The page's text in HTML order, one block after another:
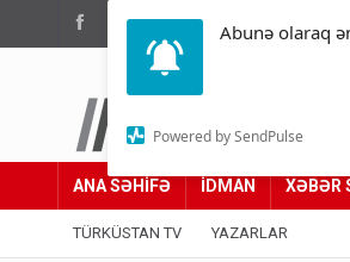
Abunə olaraq
Powered by SendPulse
Adımız yolumuzdur
ANA SƏHİFƏ İDMAN XƏBƏR
TÜRKÜSTAN TV YAZARLAR